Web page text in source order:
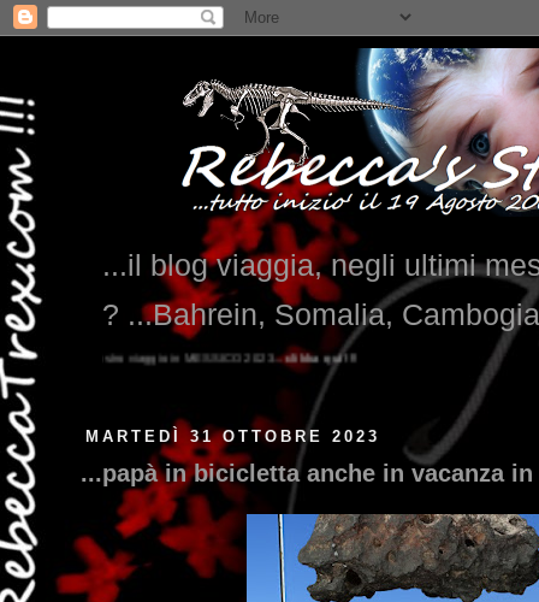
...il blog viaggia, negli ultimi
? ...Bahrein, Somalia,
MARTEDÌ 31 OTTOBRE 2023
...papà in bicicletta anche in vacanza